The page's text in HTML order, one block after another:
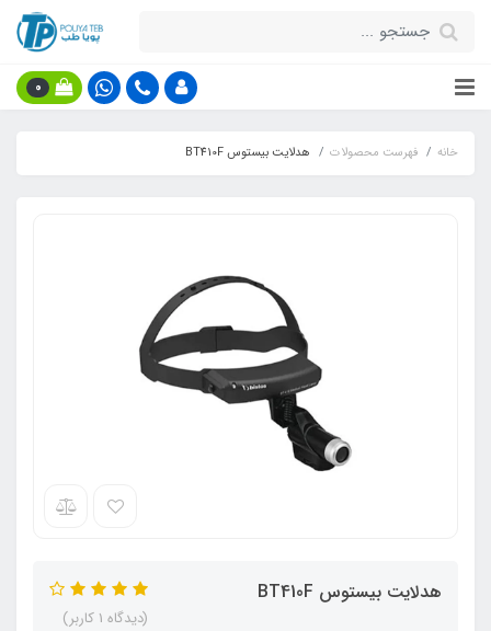
0
خانه فهرست محصولات هدلایت بیستوس BT410F
هدلایت بیستوس BT410F
(دیدگاه 1 کاربر)